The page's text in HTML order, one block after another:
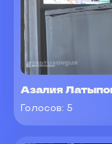
Азалия
Голосов: 5